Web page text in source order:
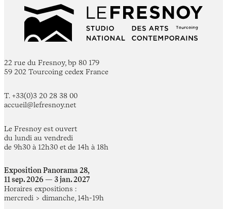
22 rue du Fresnoy, bp 80 179
59 202 Tourcoing cedex France
T. +33(0)3 20 28 38 00
accueil@lefresnoy.net
Le Fresnoy est ouvert
du lundi au vendredi
de 9h30 à 12h30 et de 14h à 18h
Exposition Panorama 28,
11 sep. 2026 — 3 jan. 2027
Horaires expositions :
mercredi > dimanche, 14h-19h